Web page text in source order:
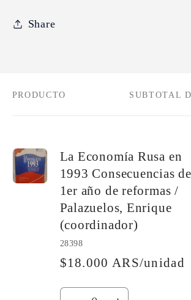
Share
Tu
PRODUCTO SUBTOTAL
La Economía Rusa en
1993 Consecuencias
1er año de reformas /
Palazuelos, Enrique
(coordinador)
28398
$18.000 ARS/unidad
Cantidad